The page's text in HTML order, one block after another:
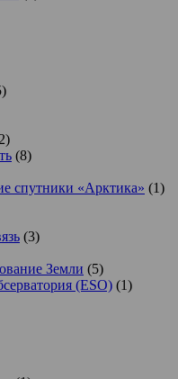
(8)
спутники «Арктика» (1)
(3)
Земли (5)
(ESO) (1)